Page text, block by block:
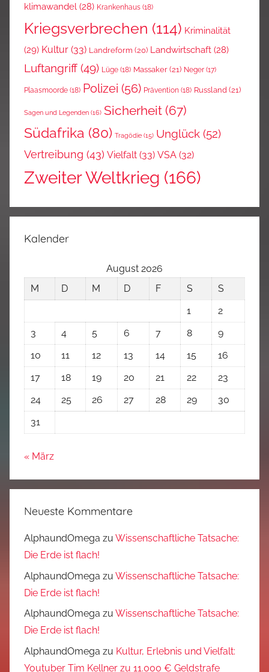
klimawandel (28) Krankenhaus (18)
Kriegsverbrechen (114) Kriminalität
(29) Kultur (33) Landreform (20) Landwirtschaft (28)
Luftangriff (49) Lüge (18) Massaker (21) Neger (17)
Plaasmoorde (18) Polizei (56) Prävention (18) Russland (21)
Sagen und Legenden (16) Sicherheit (67)
Südafrika (80) Tragödie (15) Unglück (52)
Vertreibung (43) Vielfalt (33) VSA (32)
Zweiter Weltkrieg (166)
Kalender
August 2026
M
D M D F S
S
1
2
3
4 5 6 7 8
9
10
11 12 13 14 15
16
17
18 19 20 21 22
23
24
25 26 27 28 29
30
31
« März
Neueste Kommentare
AlphaundOmega zu Wissenschaftliche Tatsache:
Die Erde ist flach!
AlphaundOmega zu Wissenschaftliche Tatsache:
Die Erde ist flach!
AlphaundOmega zu Wissenschaftliche Tatsache:
Die Erde ist flach!
AlphaundOmega zu Kultur, Erlebnis und Vielfalt:
Youtuber Tim Kellner zu 11.000 € Geldstrafe